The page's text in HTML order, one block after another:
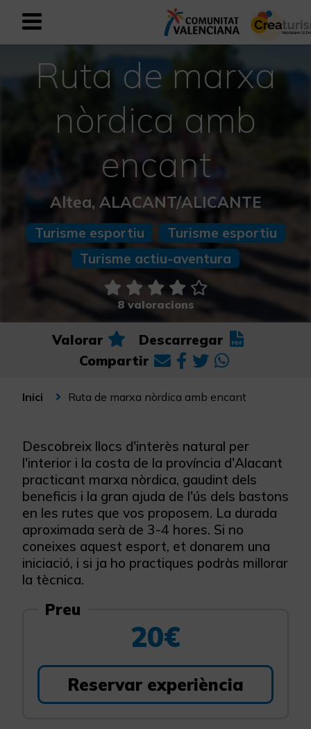
Registrar-se com a usuari
Registre empresarial
Valencià
Mediterrani Actiu i Esportiu
Mediterrani Cultural
Mediterrani Rural i Natural
Experiències a la tardor
Experiències Setmana Santa
Ruta de marxa
nòrdica amb
encant
Altea, ALACANT/ALICANTE
Turisme esportiu
Turisme esportiu
Turisme actiu-aventura
8 valoracions
Valorar
Descarregar
Compartir
Inici Ruta de marxa nòrdica amb encant
Descobreix llocs d'interès natural per
l'interior i la costa de la província d'Alacant
practicant marxa nòrdica, gaudint dels
beneficis i la gran ajuda de l'ús dels bastons
en les rutes que vos proposem. La durada
aproximada serà de 3-4 hores. Si no
coneixes aquest esport, et donarem una
iniciació, i si ja ho practiques podràs millorar
la tècnica.
Preu
20€
Reservar experiència